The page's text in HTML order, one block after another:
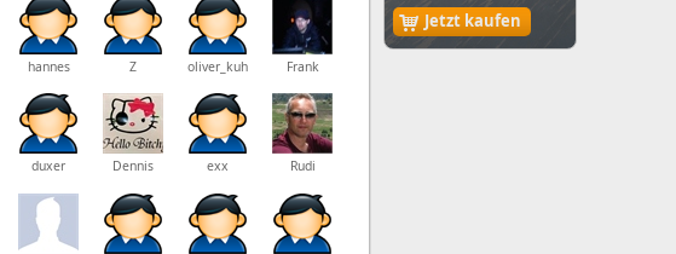
Jetzt kaufen
hannes Z oliver_kuhlmann Frank
duxer Dennis exx Rudi